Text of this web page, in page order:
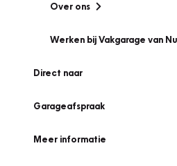
Over ons
Werken bij Vakgarage van
Direct naar
Garageafspraak
Meer informatie